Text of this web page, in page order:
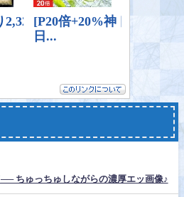
ちゅっちゅしながらの濃厚エッ画像♪